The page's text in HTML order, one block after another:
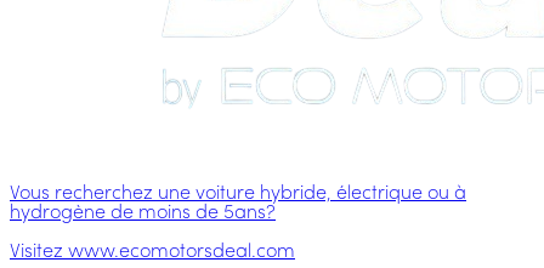
Vous recherchez une voiture hybride, électrique ou à
hydrogène de moins de 5ans?
Visitez www.ecomotorsdeal.com